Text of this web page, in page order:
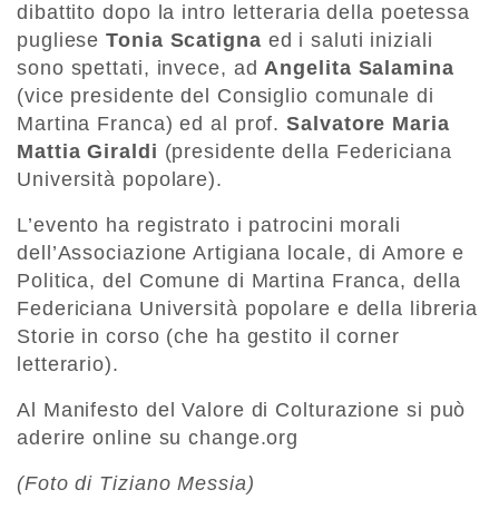
dibattito dopo la intro letteraria della poetessa
puglieseTonia Scatigna ed i saluti iniziali
sono spettati, invece, adAngelita Salamina
(vice presidente del Consiglio comunale di
Martina Franca) ed al prof.Salvatore Maria
Mattia Giraldi (presidente della Federiciana
Università popolare).
L’evento ha registrato i patrocini morali
dell’Associazione Artigiana locale, di Amore e
Politica, del Comune di Martina Franca, della
Federiciana Università popolare e della libreria
Storie in corso (che ha gestito il corner
letterario).
Al Manifesto del Valore di Colturazione si può
aderire online su change.org
(Foto di Tiziano Messia)